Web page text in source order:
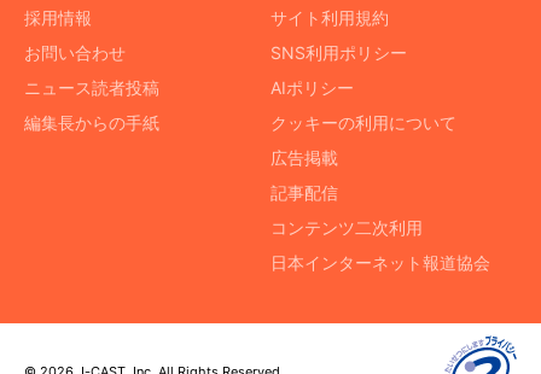
採用情報
お問い合わせ
ニュース読者投稿
編集長からの手紙
サイト利用規約
SNS利用ポリシー
AIポリシー
クッキーの利用について
広告掲載
記事配信
コンテンツ二次利用
日本インターネット報道協会